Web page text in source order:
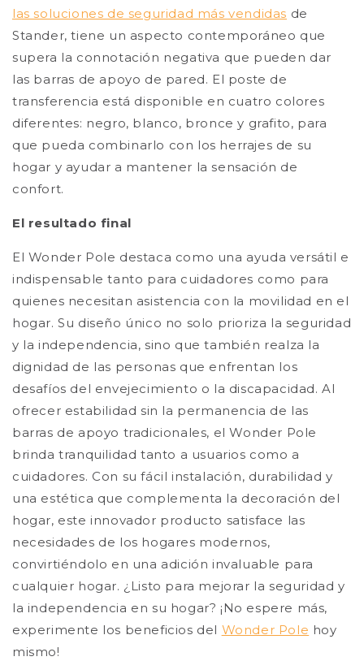
las soluciones de seguridad más vendidas de
Stander, tiene un aspecto contemporáneo que
supera la connotación negativa que pueden dar
las barras de apoyo de pared. El poste de
transferencia está disponible en cuatro colores
diferentes: negro, blanco, bronce y grafito, para
que pueda combinarlo con los herrajes de su
hogar y ayudar a mantener la sensación de
confort.
El resultado final
El Wonder Pole destaca como una ayuda versátil e
indispensable tanto para cuidadores como para
quienes necesitan asistencia con la movilidad en el
hogar. Su diseño único no solo prioriza la seguridad
y la independencia, sino que también realza la
dignidad de las personas que enfrentan los
desafíos del envejecimiento o la discapacidad. Al
ofrecer estabilidad sin la permanencia de las
barras de apoyo tradicionales, el Wonder Pole
brinda tranquilidad tanto a usuarios como a
cuidadores. Con su fácil instalación, durabilidad y
una estética que complementa la decoración del
hogar, este innovador producto satisface las
necesidades de los hogares modernos,
convirtiéndolo en una adición invaluable para
cualquier hogar. ¿Listo para mejorar la seguridad y
la independencia en su hogar? ¡No espere más,
experimente los beneficios del Wonder Pole hoy
mismo!